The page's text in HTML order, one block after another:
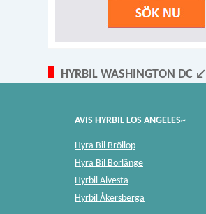
HYRBIL WASHINGTON DC ↙
AVIS HYRBIL LOS ANGELES~
Hyra Bil Bröllop
Hyra Bil Borlänge
Hyrbil Alvesta
Hyrbil Åkersberga